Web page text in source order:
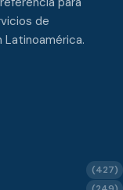
de
(427)